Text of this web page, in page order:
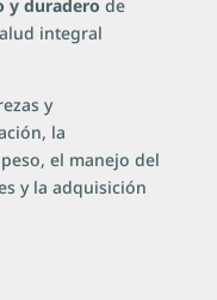
y duradero de
integral
y
la
el manejo del
y la adquisición